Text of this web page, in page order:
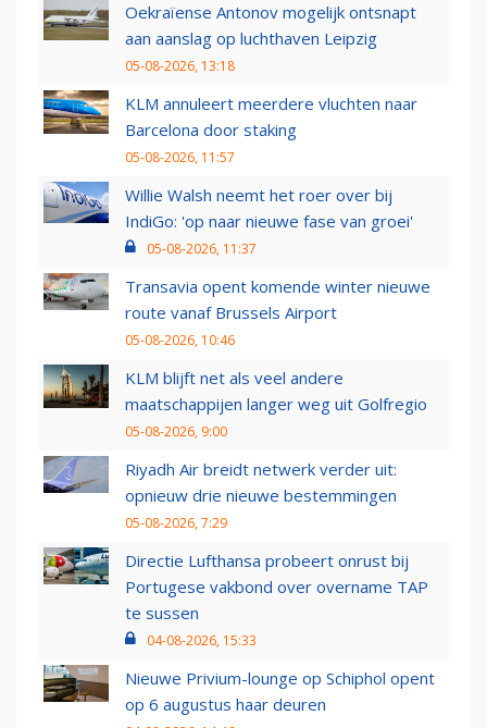
Oekraïense Antonov mogelijk ontsnapt
aan aanslag op luchthaven Leipzig
05-08-2026, 13:18
KLM annuleert meerdere vluchten naar
Barcelona door staking
05-08-2026, 11:57
Willie Walsh neemt het roer over bij
IndiGo: 'op naar nieuwe fase van groei'
05-08-2026, 11:37
Transavia opent komende winter nieuwe
route vanaf Brussels Airport
05-08-2026, 10:46
KLM blijft net als veel andere
maatschappijen langer weg uit Golfregio
05-08-2026, 9:00
Riyadh Air breidt netwerk verder uit:
opnieuw drie nieuwe bestemmingen
05-08-2026, 7:29
Directie Lufthansa probeert onrust bij
Portugese vakbond over overname TAP
te sussen
04-08-2026, 15:33
Nieuwe Privium-lounge op Schiphol opent
op 6 augustus haar deuren